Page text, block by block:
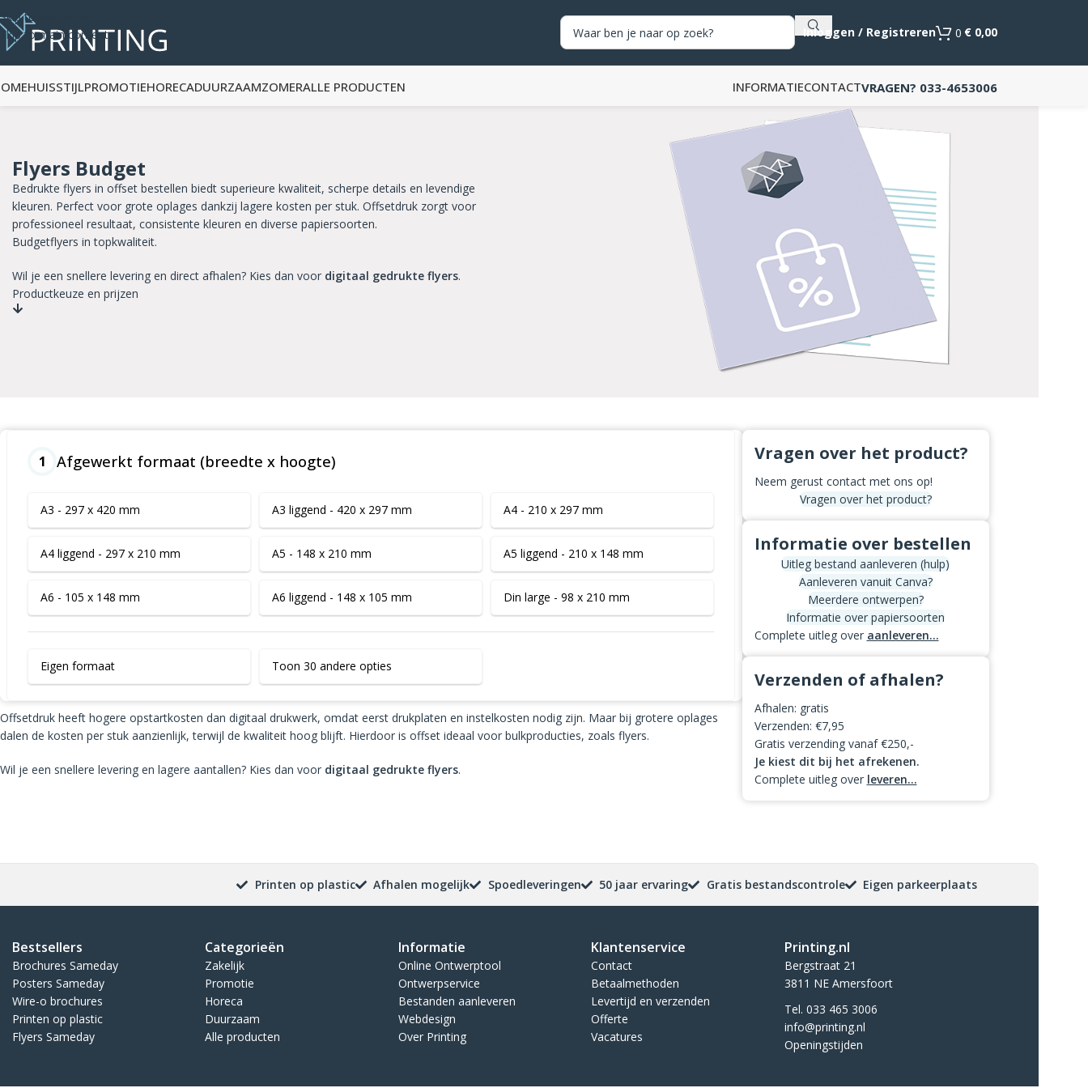
Skip to navigation
Skip to main content
Als de resultaten voor automatisch aanvullen
Inloggen / Registreren 0 € 0,00
HUISSTIJLPROMOTIEHORECADUURZAAMZOMERALLE PRODUCTEN INFORMATIECONTACTVRAGEN? 033-4653006
Flyers Budget
Bedrukte flyers in offset bestellen biedt superieure kwaliteit, scherpe details en levendige
kleuren. Perfect voor grote oplages dankzij lagere kosten per stuk. Offsetdruk zorgt voor
professioneel resultaat, consistente kleuren en diverse papiersoorten.
Budgetflyers in topkwaliteit.
Wil je een snellere levering en direct afhalen? Kies dan voor digitaal gedrukte flyers.
Productkeuze en prijzen
1 Afgewerkt formaat (breedte x hoogte)
A3 - 297 x 420 mm A3 liggend - 420 x 297 mm A4 - 210 x 297 mm
A4 liggend - 297 x 210 mm A5 - 148 x 210 mm A5 liggend - 210 x 148 mm
A6 - 105 x 148 mm A6 liggend - 148 x 105 mm Din large - 98 x 210 mm
Eigen formaat Toon 30 andere opties
Offsetdruk heeft hogere opstartkosten dan digitaal drukwerk, omdat eerst drukplaten en instelkosten nodig zijn. Maar bij grotere oplages
dalen de kosten per stuk aanzienlijk, terwijl de kwaliteit hoog blijft. Hierdoor is offset ideaal voor bulkproducties, zoals flyers.
Wil je een snellere levering en lagere aantallen? Kies dan voor digitaal gedrukte flyers.
Vragen over het product?
Neem gerust contact met ons op!
Vragen over het product?
Informatie over bestellen
Uitleg bestand aanleveren (hulp)
Aanleveren vanuit Canva?
Meerdere ontwerpen?
Informatie over papiersoorten
Complete uitleg over aanleveren...
Verzenden of afhalen?
Afhalen: gratis
Verzenden: €7,95
Gratis verzending vanaf €250,-
Je kiest dit bij het afrekenen.
Complete uitleg over leveren...
Printen op plastic Afhalen mogelijk Spoedleveringen 50 jaar ervaring Gratis bestandscontrole Eigen parkeerplaats
Bestsellers
Brochures Sameday
Posters Sameday
Wire-o brochures
Printen op plastic
Flyers Sameday
Categorieën
Zakelijk
Promotie
Horeca
Duurzaam
Alle producten
Informatie
Online Ontwerptool
Ontwerpservice
Bestanden aanleveren
Webdesign
Over Printing
Klantenservice
Contact
Betaalmethoden
Levertijd en verzenden
Offerte
Vacatures
Printing.nl
Bergstraat 21
3811 NE Amersfoort
Tel. 033 465 3006
info@printing.nl
Openingstijden